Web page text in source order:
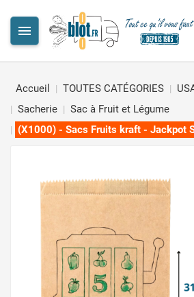

Accueil TOUTES CATÉGORIES
Sacherie
Sac à Fruit et Légume
(X1000) - Sacs Fruits kraft - Jackpot